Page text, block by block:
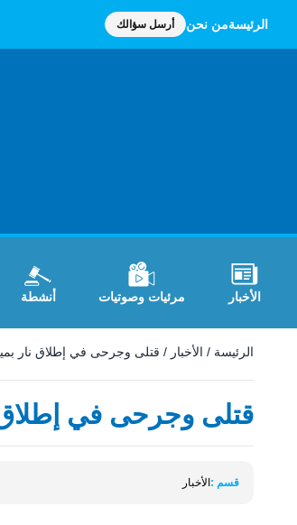
الرئيسةمن نحن أرسل سؤالك
الأخبار مرئيات وصوتيات أنشطة
الرئيسة / الأخبار / قتلى وجرحى في إطلاق نار
قتلى وجرحى في إطلاق
قسم : الأخبار